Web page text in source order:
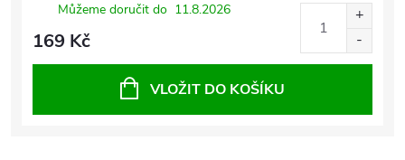
Můžeme doručit do 11.8.2026
169 Kč
VLOŽIT DO KOŠÍKU